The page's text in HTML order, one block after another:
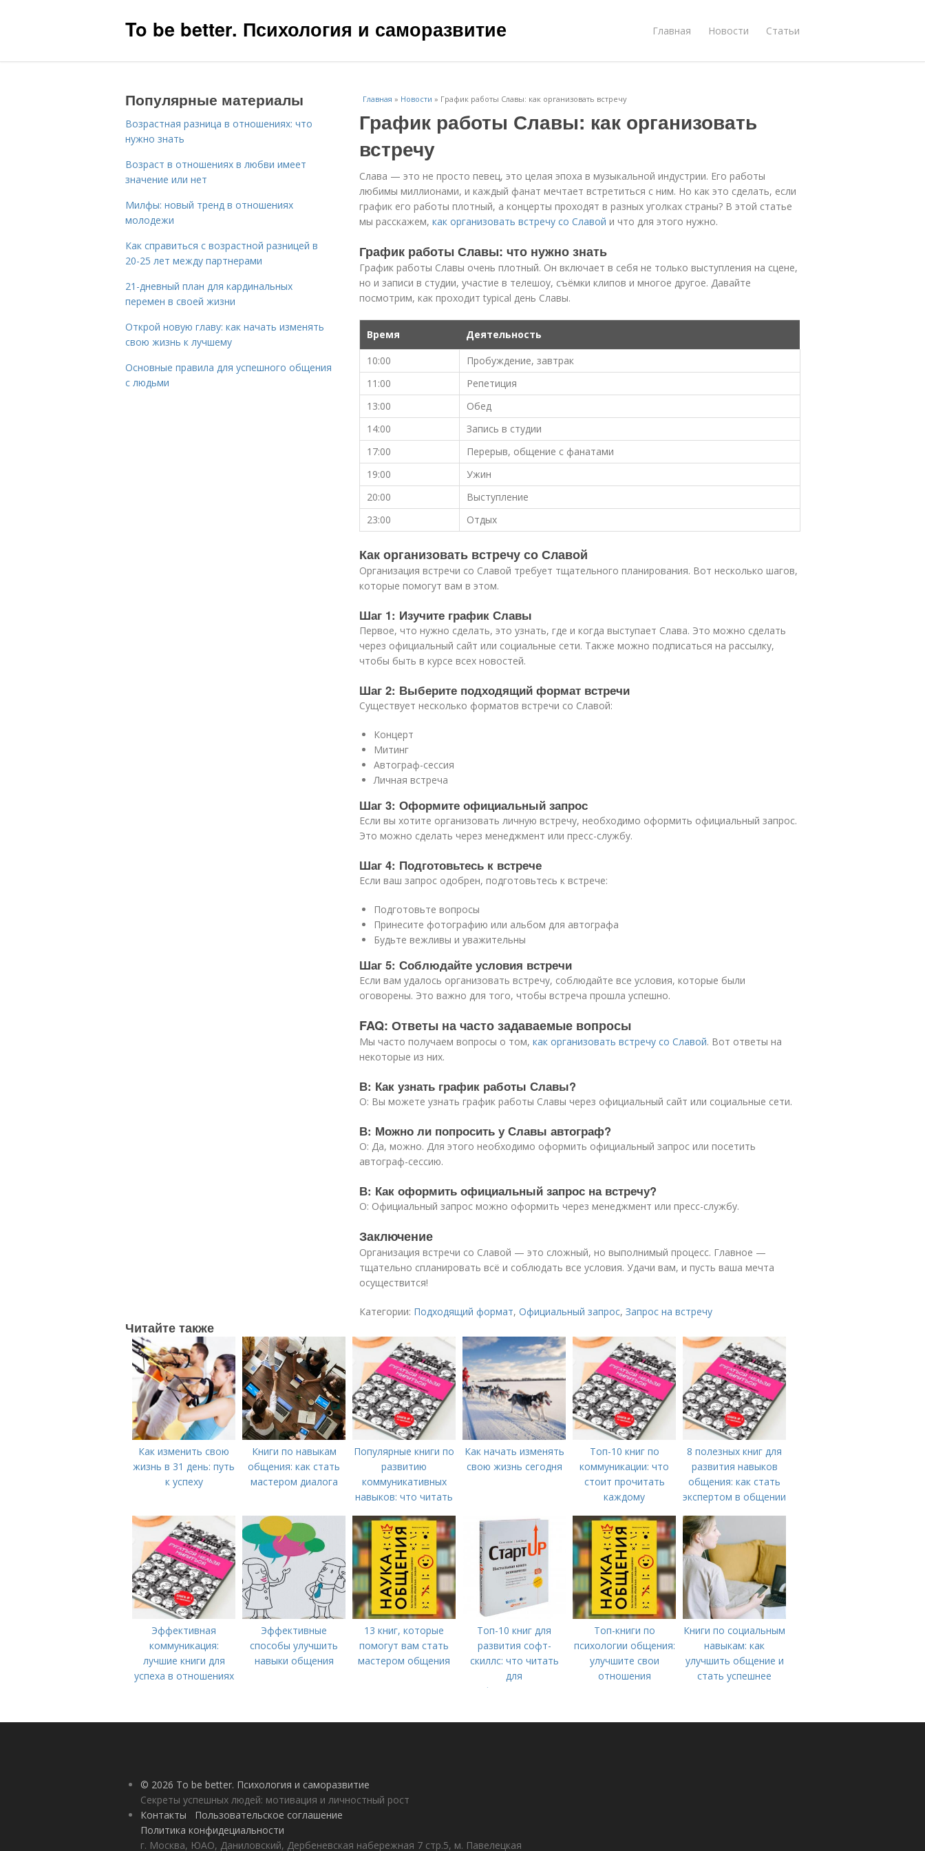
To be better. Психология и саморазвитие Главная Новости Статьи
Главная » Новости » График работы Славы: как организовать встречу
График работы Славы: как организовать
встречу
Слава — это не просто певец, это целая эпоха в музыкальной индустрии. Его работы
любимы миллионами, и каждый фанат мечтает встретиться с ним. Но как это сделать, если
график его работы плотный, а концерты проходят в разных уголках страны? В этой статье
мы расскажем, как организовать встречу со Славой и что для этого нужно.
График работы Славы: что нужно знать
График работы Славы очень плотный. Он включает в себя не только выступления на сцене,
но и записи в студии, участие в телешоу, съёмки клипов и многое другое. Давайте
посмотрим, как проходит typical день Славы.
Время
Деятельность
10:00
Пробуждение, завтрак
11:00
Репетиция
13:00
Обед
14:00
Запись в студии
17:00
Перерыв, общение с фанатами
19:00
Ужин
20:00
Выступление
23:00
Отдых
Как организовать встречу со Славой
Организация встречи со Славой требует тщательного планирования. Вот несколько шагов,
которые помогут вам в этом.
Шаг 1: Изучите график Славы
Первое, что нужно сделать, это узнать, где и когда выступает Слава. Это можно сделать
через официальный сайт или социальные сети. Также можно подписаться на рассылку,
чтобы быть в курсе всех новостей.
Шаг 2: Выберите подходящий формат встречи
Существует несколько форматов встречи со Славой:
Концерт
Митинг
Автограф-сессия
Личная встреча
Шаг 3: Оформите официальный запрос
Если вы хотите организовать личную встречу, необходимо оформить официальный запрос.
Это можно сделать через менеджмент или пресс-службу.
Шаг 4: Подготовьтесь к встрече
Если ваш запрос одобрен, подготовьтесь к встрече:
Подготовьте вопросы
Принесите фотографию или альбом для автографа
Будьте вежливы и уважительны
Шаг 5: Соблюдайте условия встречи
Если вам удалось организовать встречу, соблюдайте все условия, которые были
оговорены. Это важно для того, чтобы встреча прошла успешно.
FAQ: Ответы на часто задаваемые вопросы
Мы часто получаем вопросы о том, как организовать встречу со Славой. Вот ответы на
некоторые из них.
В: Как узнать график работы Славы?
О: Вы можете узнать график работы Славы через официальный сайт или социальные сети.
В: Можно ли попросить у Славы автограф?
О: Да, можно. Для этого необходимо оформить официальный запрос или посетить
автограф-сессию.
В: Как оформить официальный запрос на встречу?
О: Официальный запрос можно оформить через менеджмент или пресс-службу.
Заключение
Организация встречи со Славой — это сложный, но выполнимый процесс. Главное —
тщательно спланировать всё и соблюдать все условия. Удачи вам, и пусть ваша мечта
осуществится!
Категории: Подходящий формат, Официальный запрос, Запрос на встречу
Популярные материалы
Возрастная разница в отношениях: что
нужно знать
Возраст в отношениях в любви имеет
значение или нет
Милфы: новый тренд в отношениях
молодежи
Как справиться с возрастной разницей в
20-25 лет между партнерами
21-дневный план для кардинальных
перемен в своей жизни
Открой новую главу: как начать изменять
свою жизнь к лучшему
Основные правила для успешного общения
с людьми
Читайте также
Как изменить свою
жизнь в 31 день: путь
к успеху
Книги по навыкам
общения: как стать
мастером диалога
Популярные книги по
развитию
коммуникативных
навыков: что читать
общения
Как начать изменять
свою жизнь сегодня
Топ-10 книг по
коммуникации: что
стоит прочитать
каждому
8 полезных книг для
развития навыков
общения: как стать
экспертом в общении
Эффективная
коммуникация:
лучшие книги для
успеха в отношениях
Эффективные
способы улучшить
навыки общения
13 книг, которые
помогут вам стать
мастером общения
Топ-10 книг для
развития софт-
скиллс: что читать
для
профессионального
Топ-книги по
психологии общения:
улучшите свои
отношения
Книги по социальным
навыкам: как
улучшить общение и
стать успешнее
© 2026 To be better. Психология и саморазвитие
Секреты успешных людей: мотивация и личностный рост
Контакты
Пользовательское соглашение
Политика конфидециальности
г. Москва, ЮАО, Даниловский, Дербеневская набережная 7 стр.5, м. Павелецкая